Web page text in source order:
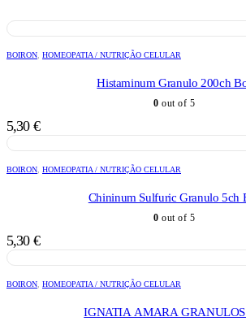
BOIRON HOMEOPATIA / NUTRIÇÃO CELULAR
Histaminum Granulo 200ch
0 out of 5
5,30 €
BOIRON HOMEOPATIA / NUTRIÇÃO CELULAR
Chininum Sulfuric Granulo 5ch
0 out of 5
5,30 €
BOIRON HOMEOPATIA / NUTRIÇÃO CELULAR
IGNATIA AMARA